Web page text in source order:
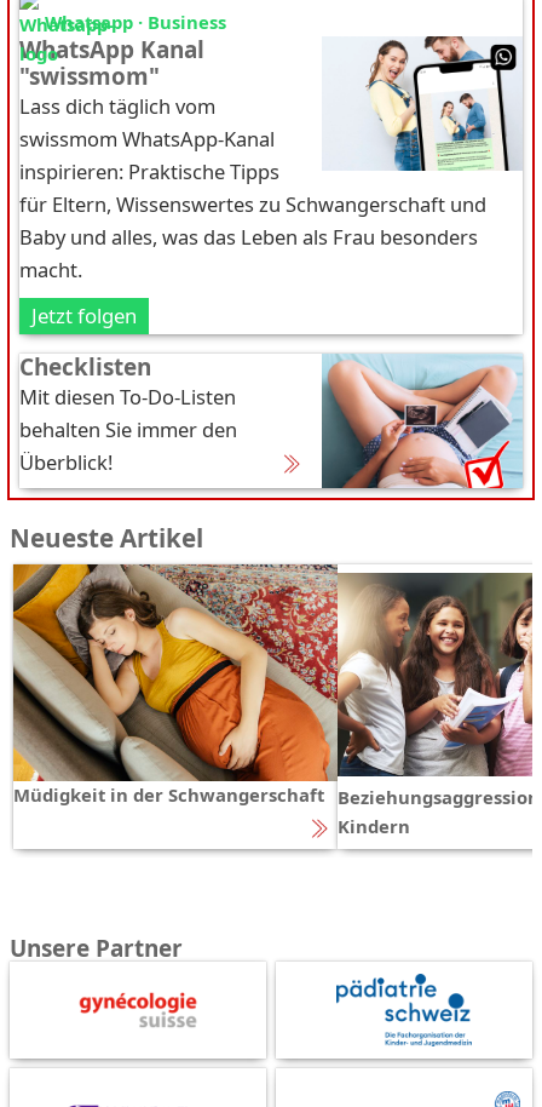
Whatsapp · Business
WhatsApp Kanal
"swissmom"
Lass dich täglich vom
swissmom WhatsApp-Kanal
inspirieren: Praktische Tipps
für Eltern, Wissenswertes zu Schwangerschaft und
Baby und alles, was das Leben als Frau besonders
macht.
Jetzt folgen
Checklisten
Mit diesen To-Do-Listen
behalten Sie immer den
Überblick!
Neueste Artikel
Müdigkeit in der Schwangerschaft
Kindern
Unsere Partner